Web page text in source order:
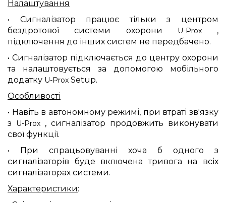
Налаштування
• Сигналізатор працює тільки з центром
бездротової системи охорони U-Prox
,
підключення до інших систем не передбачено.
• Сигналізатор підключається до центру охорони
та налаштовується за допомогою мобільного
додатку U-Prox Setup.
Особливості
• Навіть в автономному режимі, при втраті зв'язку
з U-Prox , сигналізатор продовжить виконувати
свої функції.
• При спрацьовуванні хоча б одного з
сигналізаторів буде включена тривога на всіх
сигналізаторах системи.
Характеристики: